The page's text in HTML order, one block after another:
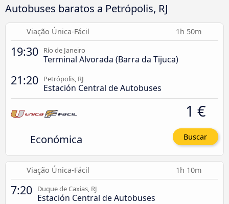
Autobuses baratos a Petrópolis, RJ
Viação Única-Fácil 1h 50m
19:30 Río de Janeiro
Terminal Alvorada (Barra da Tijuca)
21:20 Petrópolis, RJ
Estación Central de Autobuses
Económica
1 €
Buscar
Viação Única-Fácil 1h 10m
7:20 Duque de Caxias, RJ
Estación Central de Autobuses